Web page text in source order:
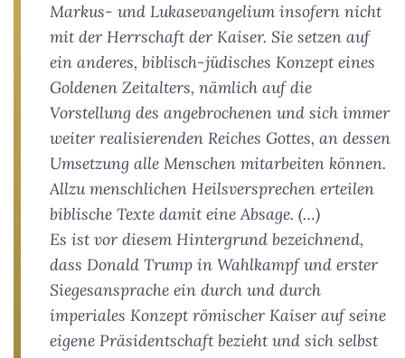
Markus- und Lukasevangelium insofern nicht
mit der Herrschaft der Kaiser. Sie setzen auf
ein anderes, biblisch-jüdisches Konzept eines
Goldenen Zeitalters, nämlich auf die
Vorstellung des angebrochenen und sich immer
weiter realisierenden Reiches Gottes, an dessen
Umsetzung alle Menschen mitarbeiten können.
Allzu menschlichen Heilsversprechen erteilen
biblische Texte damit eine Absage. (…)
Es ist vor diesem Hintergrund bezeichnend,
dass Donald Trump in Wahlkampf und erster
Siegesansprache ein durch und durch
imperiales Konzept römischer Kaiser auf seine
eigene Präsidentschaft bezieht und sich selbst